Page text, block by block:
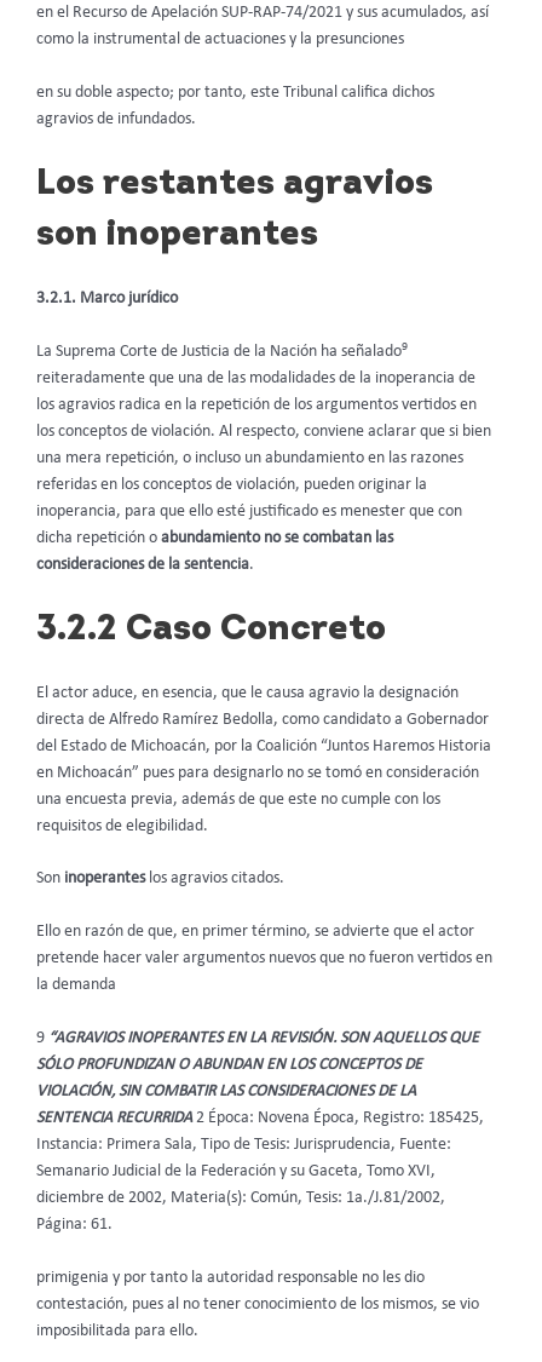
en el Recurso de Apelación SUP-RAP-74/2021 y sus acumulados, así
como la instrumental de actuaciones y la presunciones
en su doble aspecto; por tanto, este Tribunal califica dichos
agravios de infundados.
Los restantes agravios
son inoperantes
3.2.1. Marco jurídico
La Suprema Corte de Justicia de la Nación ha señalado9
reiteradamente que una de las modalidades de la inoperancia de
los agravios radica en la repetición de los argumentos vertidos en
los conceptos de violación. Al respecto, conviene aclarar que si bien
una mera repetición, o incluso un abundamiento en las razones
referidas en los conceptos de violación, pueden originar la
inoperancia, para que ello esté justificado es menester que con
dicha repetición o abundamiento no se combatan las
consideraciones de la sentencia.
3.2.2 Caso Concreto
El actor aduce, en esencia, que le causa agravio la designación
directa de Alfredo Ramírez Bedolla, como candidato a Gobernador
del Estado de Michoacán, por la Coalición “Juntos Haremos Historia
en Michoacán” pues para designarlo no se tomó en consideración
una encuesta previa, además de que este no cumple con los
requisitos de elegibilidad.
Son inoperantes los agravios citados.
Ello en razón de que, en primer término, se advierte que el actor
pretende hacer valer argumentos nuevos que no fueron vertidos en
la demanda
9 “AGRAVIOS INOPERANTES EN LA REVISIÓN. SON AQUELLOS QUE
SÓLO PROFUNDIZAN O ABUNDAN EN LOS CONCEPTOS DE
VIOLACIÓN, SIN COMBATIR LAS CONSIDERACIONES DE LA
SENTENCIA RECURRIDA2 Época: Novena Época, Registro: 185425,
Instancia: Primera Sala, Tipo de Tesis: Jurisprudencia, Fuente:
Semanario Judicial de la Federación y su Gaceta, Tomo XVI,
diciembre de 2002, Materia(s): Común, Tesis: 1a./J.81/2002,
Página: 61.
primigenia y por tanto la autoridad responsable no les dio
contestación, pues al no tener conocimiento de los mismos, se vio
imposibilitada para ello.